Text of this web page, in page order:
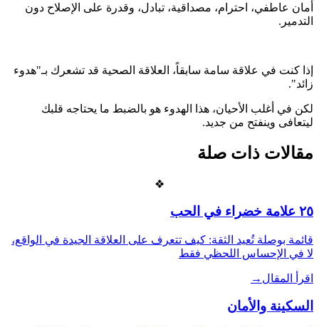
أمان عاطفي، احترام، مصداقية، تبادل، وقدرة على الإصلاح دون
التدمير.
إذا كنت في علاقة سامة سابقاً، العلاقة الصحية قد تشعرك بـ"هدوء
زائد".
لكن في أغلب الأحيان، هذا الهدوء هو بالضبط ما يحتاجه قلبك
ليتعافى وينفتح من جديد.
مقالات ذات صلة
❖
٢٥ علامة خضراء في الحب
قائمة بوصلة تُعيد الثقة: كيف تتعرف على العلاقة الجيدة في الواقع،
لا في الإحساس اللحظي فقط
اقرأ المقال →
السكينة والأمان